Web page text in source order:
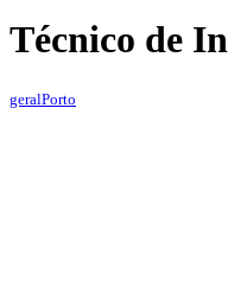
Técnico de
geralPorto